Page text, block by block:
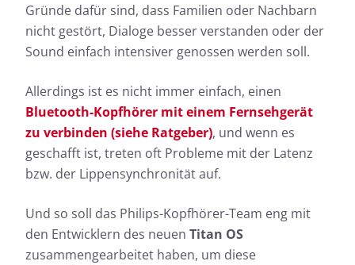
Gründe dafür sind, dass Familien oder Nachbarn
nicht gestört, Dialoge besser verstanden oder der
Sound einfach intensiver genossen werden soll.
Allerdings ist es nicht immer einfach, einen
Bluetooth-Kopfhörer mit einem Fernsehgerät
zu verbinden (siehe Ratgeber), und wenn es
geschafft ist, treten oft Probleme mit der Latenz
bzw. der Lippensynchronität auf.
Und so soll das Philips-Kopfhörer-Team eng mit
den Entwicklern des neuen Titan OS
zusammengearbeitet haben, um diese